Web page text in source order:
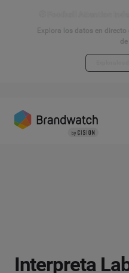
Explora los datos en
Interpreta